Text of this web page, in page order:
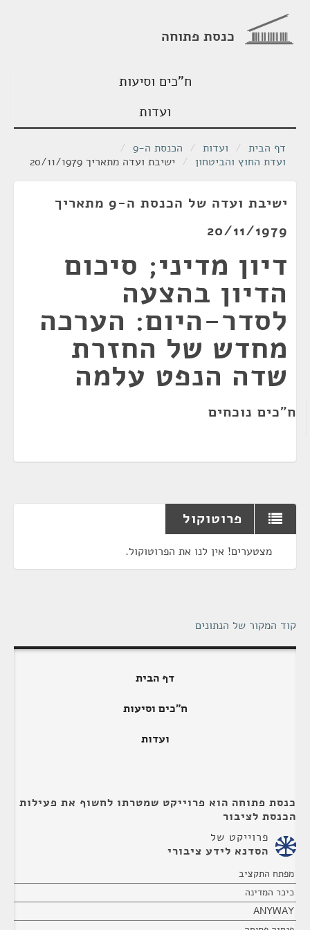
כנסת פתוחה
ח"כים וסיעות
ועדות
דף הבית / ועדות / הכנסת ה-9
/
ועדת החוץ והביטחון / ישיבת ועדה מתאריך 20/11/1979
ישיבת ועדה של הכנסת ה-9 מתאריך
20/11/1979
דיון מדיני; סיכום
הדיון בהצעה
לסדר-היום: הערכה
מחדש של החזרת
שדה הנפט עלמה
ח"כים נוכחים
פרוטוקול
מצטערים! אין לנו את הפרוטוקול.
קוד המקור של הנתונים
דף הבית
ח"כים וסיעות
ועדות
כנסת פתוחה הוא פרוייקט שמטרתו לחשוף את פעילות
הכנסת לציבור
פרוייקט של
הסדנא לידע ציבורי
מפתח התקציב
כיכר המדינה
ANYWAY